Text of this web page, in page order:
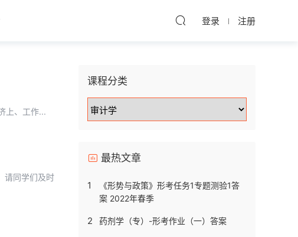
登录 注册
上、工作...
请同学们及时
课程分类
最热文章
1
《形势与政策》形考任务1专题测验1答
案 2022年春季
2 药剂学（专）-形考作业（一）答案